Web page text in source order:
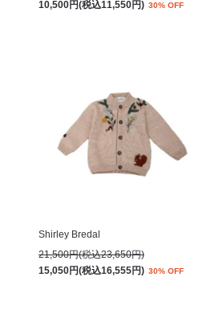
10,500円(税込11,550円) 30% OFF
Shirley Bredal
21,500円(税込23,650円)
15,050円(税込16,555円) 30% OFF